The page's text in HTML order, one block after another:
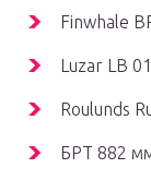
Finwhale
Luzar LB
Roulunds
БРТ 882